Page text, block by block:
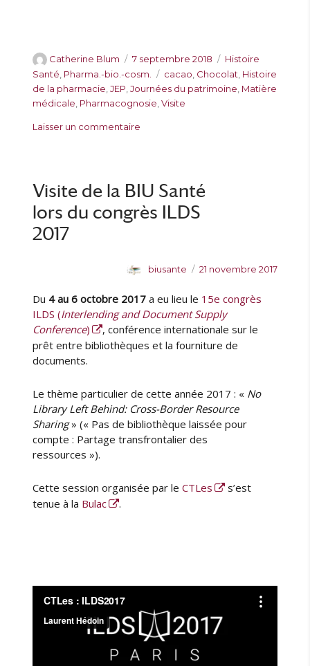
A
u
t
e
r
Catherine Blum
P
u
b
l
é
7 septembre 2018
C
a
t
Histoire
Santé, Pharma.-bio.-cosm.
É
t
i
e
s
cacao, Chocolat, Histoire
de la pharmacie,JEP,Journées du patrimoine, Matière
médicale, Pharmacognosie,Visite
Laisser un commentaire
o
u
r
s
u
p
a
t
i
n
e
1
c
Visite de la BIU Santé
lors du congrès ILDS
2017
A
t
e
u
r
biusante
P
b
l
i
é
21 novembre 2017
Du 4 au 6 octobre 2017 a eu lieu le 15e congrès
ILDS (Interlending and Document Supply
Conference)
, conférence internationale sur le
prêt entre bibliothèques et la fourniture de
documents.
Le thème particulier de cette année 2017 : « No
Library Left Behind: Cross-Border Resource
Sharing» (« Pas de bibliothèque laissée pour
compte : Partage transfrontalier des
ressources »).
Cette session organisée par leCTLes
s’est
tenue à la Bulac .